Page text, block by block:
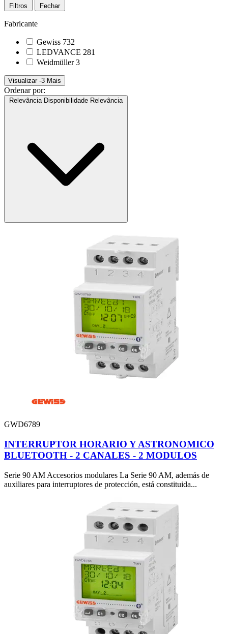
Filtros Fechar
Fabricante
Gewiss 732
LEDVANCE 281
Weidmüller3
Visualizar -3 Mais
Ordenar por:
Relevância Disponibilidade Relevância
GWD6789
INTERRUPTOR HORARIO Y ASTRONOMICO
BLUETOOTH - 2 CANALES - 2 MODULOS
Serie 90 AM Accesorios modulares La Serie 90 AM, además de
auxiliares para interruptores de protección, está constituida...